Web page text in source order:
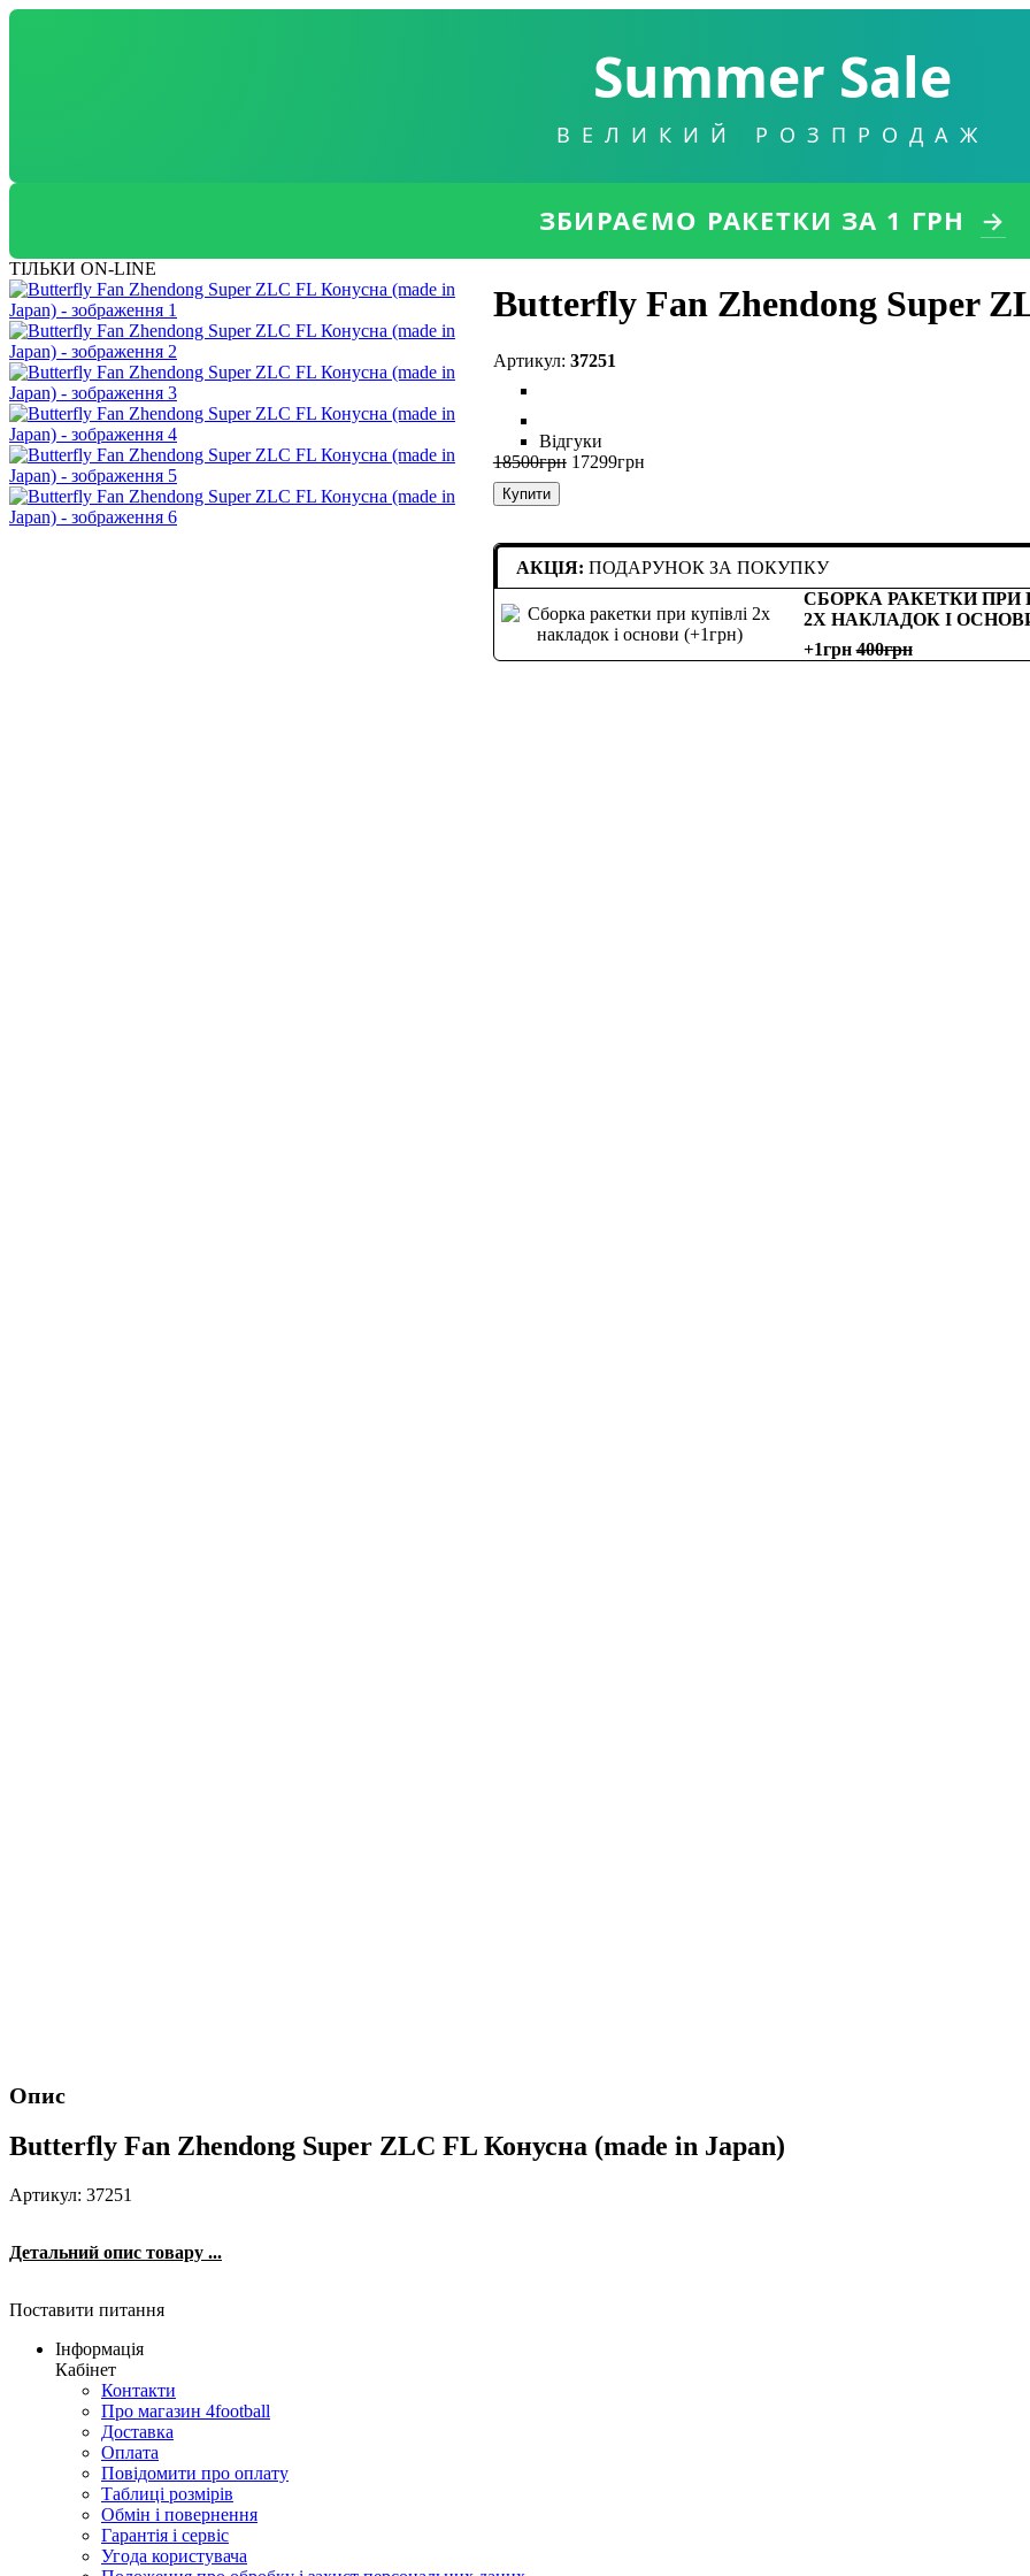
Summer Sale
ВЕЛИКИЙ РОЗПРОДАЖ
ЗБИРАЄМО РАКЕТКИ ЗА 1 ГРН →
ТІЛЬКИ ON-LINE
Butterfly Fan Zhendong Super
37251
Відгуки
18500грн 17299грн
Купити
АКЦІЯ: ПОДАРУНОК ЗА ПОКУПКУ
СБОРКА РАКЕТКИ ПРИ
2Х НАКЛАДОК І
+1грн 400
Опис
Butterfly Fan Zhendong Super ZLC FL Конусна (made in Japan)
Артикул: 37251
Детальний опис товару ...
Поставити питання
Інформація
Кабінет
Контакти
Про магазин 4football
Доставка
Оплата
Повідомити про оплату
Таблиці розмірів
Обмін і повернення
Гарантія і сервіс
Угода користувача